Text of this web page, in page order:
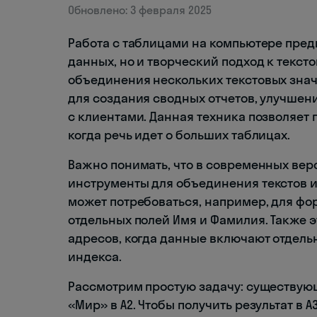
Обновлено: 3 февраля 2025
Работа с таблицами на компьютере
данных, но и творческий подход к
объединения нескольких текстовых
для создания сводных отчетов,
с клиентами. Данная техника
когда речь идет о больших таблицах.
Важно понимать, что в современных
инструменты для объединения
может потребоваться, например, для
отдельных полей Имя и Фамилия. Также
адресов, когда данные включают
индекса.
Рассмотрим простую задачу:
«Мир» в A2. Чтобы получить результат в